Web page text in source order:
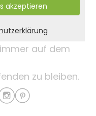
Media
auf dem
zu bleiben.
akzeptieren